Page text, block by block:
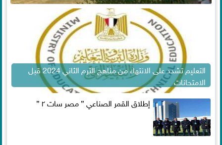
التعليم تشدد على الانتهاء من مناهج الترم الثاني 2024 قبل
الامتحانات
إطلاق القمر الصناعي ” مصر سات ٢ ”